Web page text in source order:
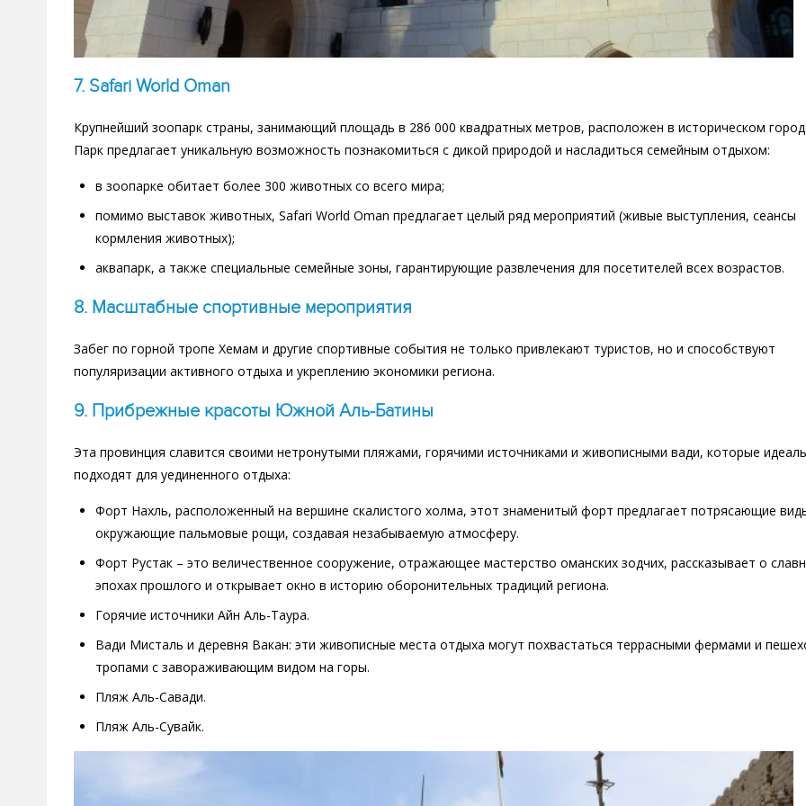
7. Safari World Oman
Крупнейший зоопарк страны, занимающий площадь в 286 000 квадратных метров, расположен в историческом
Парк предлагает уникальную возможность познакомиться с дикой природой и насладиться семейным отдыхом:
в зоопарке обитает более 300 животных со всего мира;
помимо выставок животных, Safari World Oman предлагает целый ряд мероприятий (живые выступления, сеансы
кормления животных);
аквапарк, а также специальные семейные зоны, гарантирующие развлечения для посетителей всех возрастов.
8. Масштабные спортивные мероприятия
Забег по горной тропе Хемам и другие спортивные события не только привлекают туристов, но и способствуют
популяризации активного отдыха и укреплению экономики региона.
9. Прибрежные красоты Южной Аль-Батины
Эта провинция славится своими нетронутыми пляжами, горячими источниками и живописными вади, которые
подходят для уединенного отдыха:
Форт Нахль, расположенный на вершине скалистого холма, этот знаменитый форт предлагает потрясающие
окружающие пальмовые рощи, создавая незабываемую атмосферу.
Форт Рустак – это величественное сооружение, отражающее мастерство оманских зодчих, рассказывает о
эпохах прошлого и открывает окно в историю оборонительных традиций региона.
Горячие источники Айн Аль-Таура.
Вади Мисталь и деревня Вакан: эти живописные места отдыха могут похвастаться террасными фермами и
тропами с завораживающим видом на горы.
Пляж Аль-Савади.
Пляж Аль-Сувайк.